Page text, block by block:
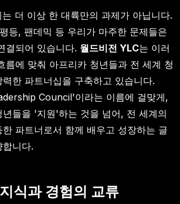
더 이상 한 대륙만의 과제가 아닙니다.
등, 팬데믹 등 우리가 마주한 문제들은
결되어 있습니다. 월드비전 YLC는 이러
름에 맞춰 아프리카 청년들과 전 세계 청
한 파트너십을 구축하고 있습니다.
Council'이라는 이름에 걸맞게,
년들을 '지원'하는 것을 넘어, 전 세계의
파트너로서 함께 배우고 성장하는 글
니다.
식과 경험의 교류